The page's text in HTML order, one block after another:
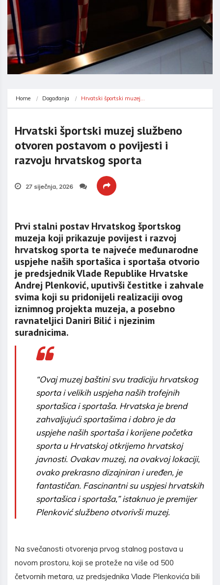
Home Događanja Hrvatski športski muzej…
Hrvatski športski muzej službeno
otvoren postavom o povijesti i
razvoju hrvatskog sporta
27 siječnja, 2026
Prvi stalni postav Hrvatskog športskog
muzeja koji prikazuje povijest i razvoj
hrvatskog sporta te najveće međunarodne
uspjehe naših sportašica i sportaša otvorio
je predsjednik Vlade Republike Hrvatske
Andrej Plenković, uputivši čestitke i zahvale
svima koji su pridonijeli realizaciji ovog
iznimnog projekta muzeja, a posebno
ravnateljici Daniri Bilić i njezinim
suradnicima.
“Ovaj muzej baštini svu tradiciju hrvatskog
sporta i velikih uspjeha naših trofejnih
sportašica i sportaša. Hrvatska je brend
zahvaljujući sportašima i dobro je da
uspjehe naših sportaša i korijene početka
sporta u Hrvatskoj otkrijemo hrvatskoj
javnosti. Ovakav muzej, na ovakvoj lokaciji,
ovako prekrasno dizajniran i uređen, je
fantastičan. Fascinantni su uspjesi hrvatskih
sportašica i sportaša,” istaknuo je premijer
Plenković službeno otvorivši muzej.
Na svečanosti otvorenja prvog stalnog postava u
novom prostoru, koji se proteže na više od 500
četvornih metara, uz predsjednika Vlade Plenkovića bili